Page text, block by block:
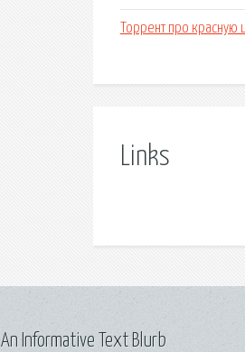
Торрент про красную
Links
An Informative Text Blurb